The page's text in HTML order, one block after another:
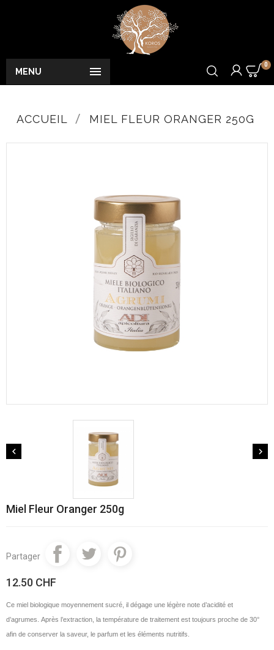

MENU
0
ACCUEIL MIEL FLEUR ORANGER 250G
 
Miel Fleur Oranger 250g
Partager
12.50 CHF
Ce miel biologique moyennement sucré, il dégage une légère note d’acidité et
d’agrumes. Après l’extraction, la température de traitement est toujours proche de 30°
afin de conserver la saveur, le parfum et les éléments nutritifs.